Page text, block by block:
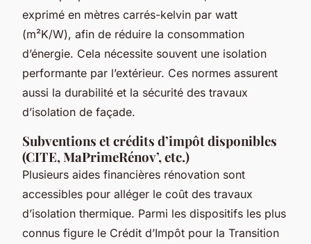
exprimé en mètres carrés-kelvin par watt
(m²K/W), afin de réduire la consommation
d’énergie. Cela nécessite souvent une isolation
performante par l’extérieur. Ces normes assurent
aussi la durabilité et la sécurité des travaux
d’isolation de façade.
Subventions et crédits d’impôt disponibles
(CITE, MaPrimeRénov’, etc.)
Plusieurs aides financières rénovation sont
accessibles pour alléger le coût des travaux
d’isolation thermique. Parmi les dispositifs les plus
connus figure le Crédit d’Impôt pour la Transition